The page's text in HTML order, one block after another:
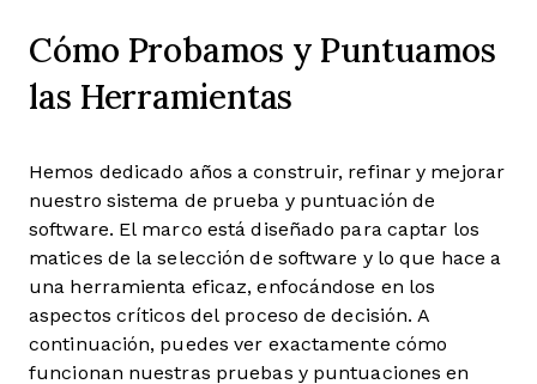
Cómo Probamos y Puntuamos
las Herramientas
Hemos dedicado años a construir, refinar y mejorar
nuestro sistema de prueba y puntuación de
software. El marco está diseñado para captar los
matices de la selección de software y lo que hace a
una herramienta eficaz, enfocándose en los
aspectos críticos del proceso de decisión. A
continuación, puedes ver exactamente cómo
funcionan nuestras pruebas y puntuaciones en